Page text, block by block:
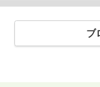
ブ